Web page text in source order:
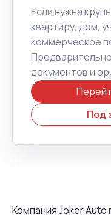
Если нужна
квартиру, дом,
коммерческое
документов и
Под
Компания Joker Auto